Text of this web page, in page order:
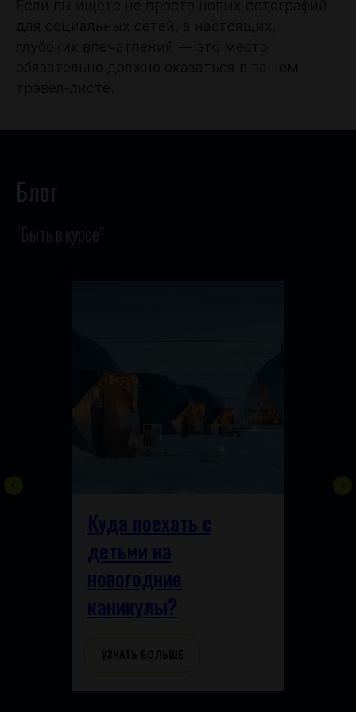
Если вы ищете не просто новых фотографий
для социальных сетей, а настоящих,
глубоких впечатлений — это место
обязательно должно оказаться в вашем
трэвел-листе.
Блог
“Быть в курсе”
Куда поехать с
детьми на
новогодние
каникулы?
УЗНАТЬ БОЛЬШЕ